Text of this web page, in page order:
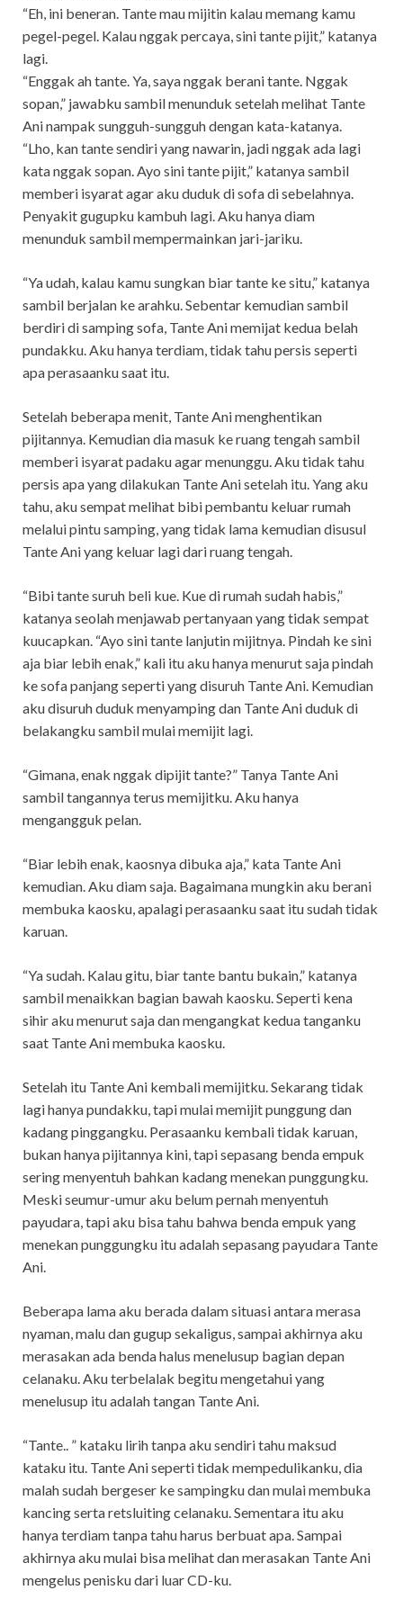
“Eh, ini beneran. Tante mau mijitin kalau memang kamu
pegel-pegel. Kalau nggak percaya, sini tante pijit,” katanya
lagi.
“Enggak ah tante. Ya, saya nggak berani tante. Nggak
sopan,” jawabku sambil menunduk setelah melihat Tante
Ani nampak sungguh-sungguh dengan kata-katanya.
“Lho, kan tante sendiri yang nawarin, jadi nggak ada lagi
kata nggak sopan. Ayo sini tante pijit,” katanya sambil
memberi isyarat agar aku duduk di sofa di sebelahnya.
Penyakit gugupku kambuh lagi. Aku hanya diam
menunduk sambil mempermainkan jari-jariku.
“Ya udah, kalau kamu sungkan biar tante ke situ,” katanya
sambil berjalan ke arahku. Sebentar kemudian sambil
berdiri di samping sofa, Tante Ani memijat kedua belah
pundakku. Aku hanya terdiam, tidak tahu persis seperti
apa perasaanku saat itu.
Setelah beberapa menit, Tante Ani menghentikan
pijitannya. Kemudian dia masuk ke ruang tengah sambil
memberi isyarat padaku agar menunggu. Aku tidak tahu
persis apa yang dilakukan Tante Ani setelah itu. Yang aku
tahu, aku sempat melihat bibi pembantu keluar rumah
melalui pintu samping, yang tidak lama kemudian disusul
Tante Ani yang keluar lagi dari ruang tengah.
“Bibi tante suruh beli kue. Kue di rumah sudah habis,”
katanya seolah menjawab pertanyaan yang tidak sempat
kuucapkan. “Ayo sini tante lanjutin mijitnya. Pindah ke sini
aja biar lebih enak,” kali itu aku hanya menurut saja pindah
ke sofa panjang seperti yang disuruh Tante Ani. Kemudian
aku disuruh duduk menyamping dan Tante Ani duduk di
belakangku sambil mulai memijit lagi.
“Gimana, enak nggak dipijit tante?” Tanya Tante Ani
sambil tangannya terus memijitku. Aku hanya
mengangguk pelan.
“Biar lebih enak, kaosnya dibuka aja,” kata Tante Ani
kemudian. Aku diam saja. Bagaimana mungkin aku berani
membuka kaosku, apalagi perasaanku saat itu sudah tidak
karuan.
“Ya sudah. Kalau gitu, biar tante bantu bukain,” katanya
sambil menaikkan bagian bawah kaosku. Seperti kena
sihir aku menurut saja dan mengangkat kedua tanganku
saat Tante Ani membuka kaosku.
Setelah itu Tante Ani kembali memijitku. Sekarang tidak
lagi hanya pundakku, tapi mulai memijit punggung dan
kadang pinggangku. Perasaanku kembali tidak karuan,
bukan hanya pijitannya kini, tapi sepasang benda empuk
sering menyentuh bahkan kadang menekan punggungku.
Meski seumur-umur aku belum pernah menyentuh
payudara, tapi aku bisa tahu bahwa benda empuk yang
menekan punggungku itu adalah sepasang payudara Tante
Ani.
Beberapa lama aku berada dalam situasi antara merasa
nyaman, malu dan gugup sekaligus, sampai akhirnya aku
merasakan ada benda halus menelusup bagian depan
celanaku. Aku terbelalak begitu mengetahui yang
menelusup itu adalah tangan Tante Ani.
“Tante.. ” kataku lirih tanpa aku sendiri tahu maksud
kataku itu. Tante Ani seperti tidak mempedulikanku, dia
malah sudah bergeser ke sampingku dan mulai membuka
kancing serta retsluiting celanaku. Sementara itu aku
hanya terdiam tanpa tahu harus berbuat apa. Sampai
akhirnya aku mulai bisa melihat dan merasakan Tante Ani
mengelus penisku dari luar CD-ku.